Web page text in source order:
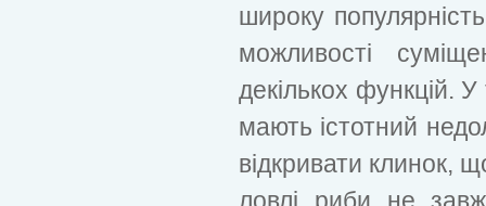
широку
можливості
декількох функцій.
мають істотний
відкривати клинок,